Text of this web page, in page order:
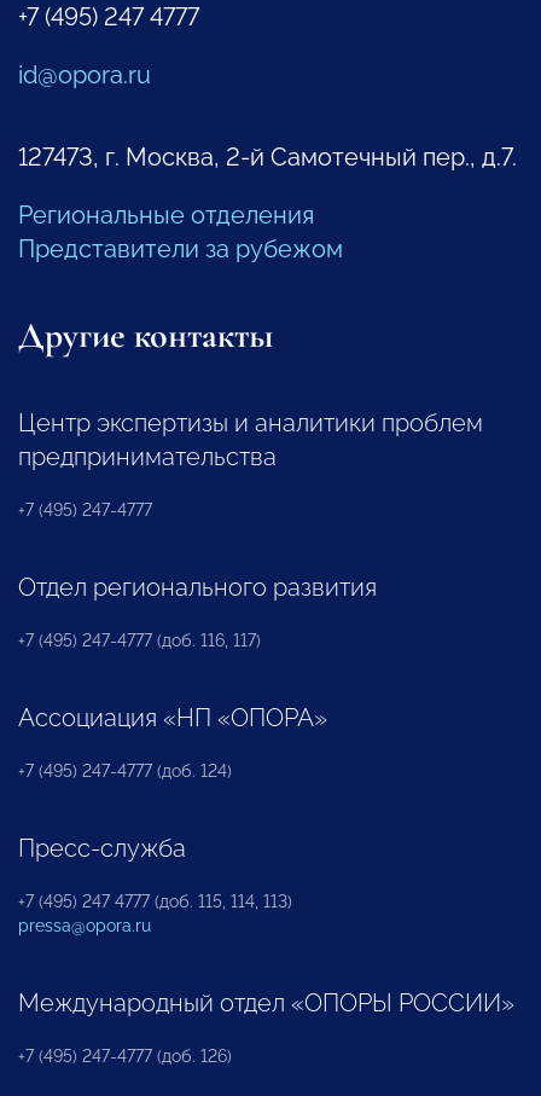
+7 (495) 247 4777
id@opora.ru
127473, г. Москва, 2-й Самотечный пер., д.7.
Региональные отделения
Представители за рубежом
Другие контакты
Центр экспертизы и аналитики проблем
предпринимательства
+7 (495) 247-4777
Отдел регионального развития
+7 (495) 247-4777 (доб. 116, 117)
Ассоциация «НП «ОПОРА»
+7 (495) 247-4777 (доб. 124)
Пресс-служба
+7 (495) 247 4777 (доб. 115, 114, 113)
pressa@opora.ru
Международный отдел «ОПОРЫ РОССИИ»
+7 (495) 247-4777 (доб. 126)